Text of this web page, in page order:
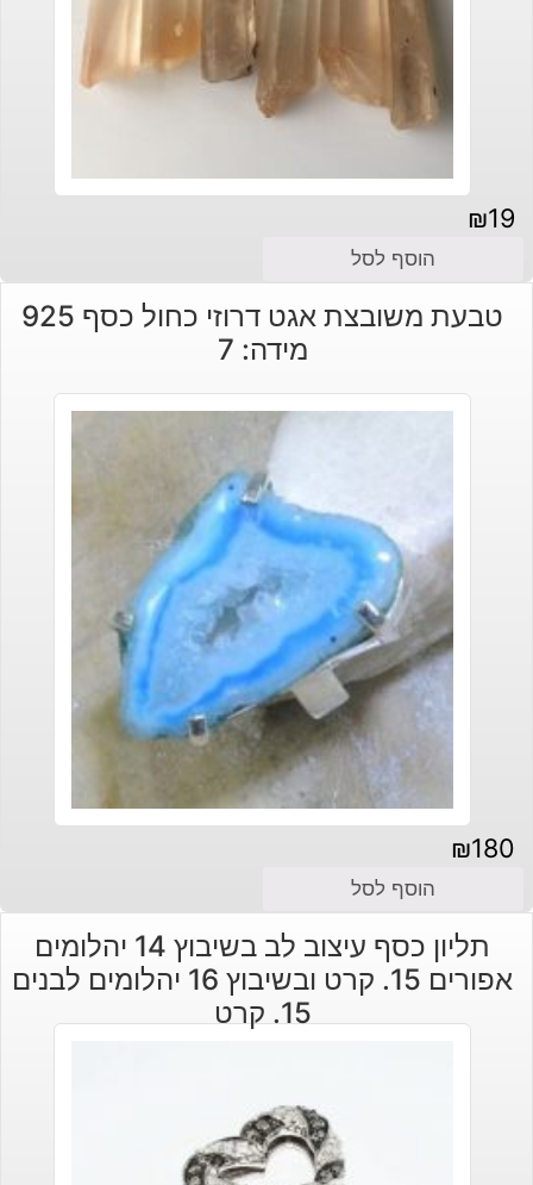
₪19
הוסף לסל
טבעת משובצת אגט דרוזי כחול כסף 925
מידה: 7
₪180
הוסף לסל
תליון כסף עיצוב לב בשיבוץ 14 יהלומים
אפורים 15. קרט ובשיבוץ 16 יהלומים לבנים
15. קרט